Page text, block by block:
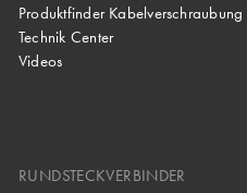
Produktfinder Kabelverschraubung
Technik Center
Videos
RUNDSTECKVERBINDER